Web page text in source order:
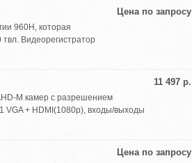
Цена по запросу
960H, которая
Видеорегистратор
11 497 р.
M камер с разрешением
VGA + HDMI(1080p), входы/выходы
Цена по запросу